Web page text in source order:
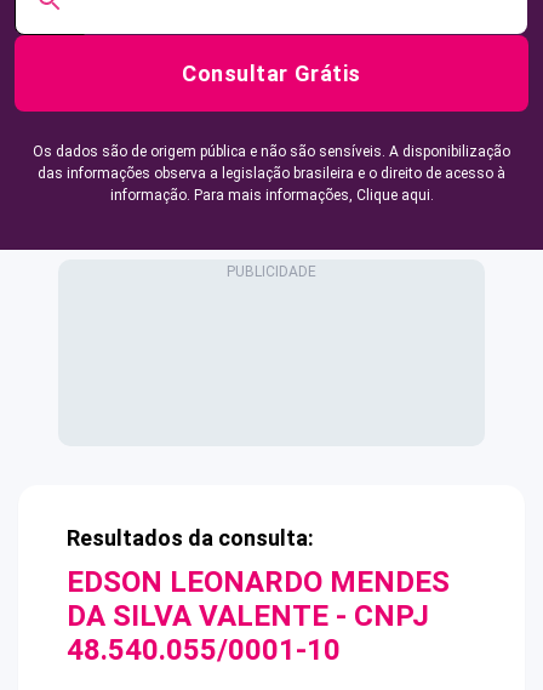
Consultar Grátis
Os dados são de origem pública e não são sensíveis. A disponibilização
das informações observa a legislação brasileira e o direito de acesso à
informação. Para mais informações, Clique aqui.
Resultados da consulta:
EDSON LEONARDO MENDES
DA SILVA VALENTE - CNPJ
48.540.055/0001-10